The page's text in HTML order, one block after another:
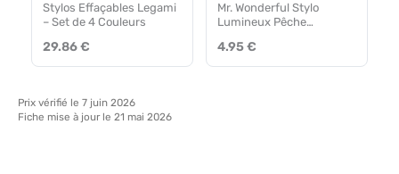
Stylos Effaçables Legami
– Set de 4 Couleurs
29.86 €
Mr. Wonderful Stylo
Lumineux Pêche
4.95 €
Prix vérifié le 7 juin 2026
Fiche mise à jour le 21 mai 2026